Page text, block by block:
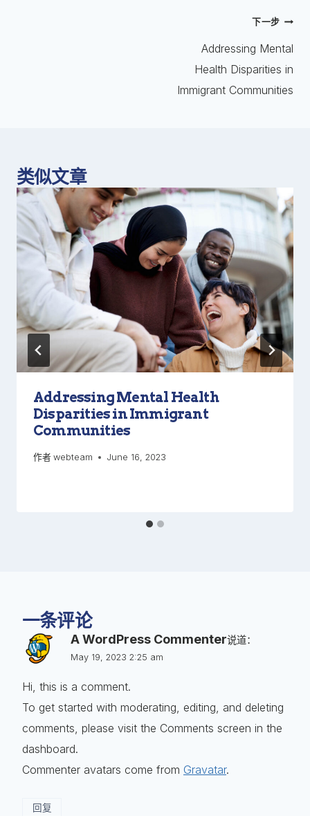
下一步
Addressing Mental
Health Disparities in
Immigrant Communities
类似文章
Addressing Mental Health
Disparities in Immigrant
Communities
作者 webteam June 16, 2023
一条评论
A WordPress Commenter说道：
May 19, 2023 2:25 am
Hi, this is a comment.
To get started with moderating, editing, and deleting
comments, please visit the Comments screen in the
dashboard.
Commenter avatars come from Gravatar.
回复